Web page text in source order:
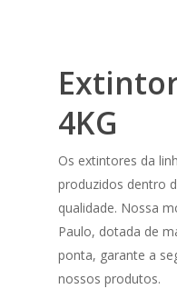
4KG
Os extintores da
produzidos dentro
qualidade. Nossa
Paulo, dotada de
ponta, garante a
nossos produtos.